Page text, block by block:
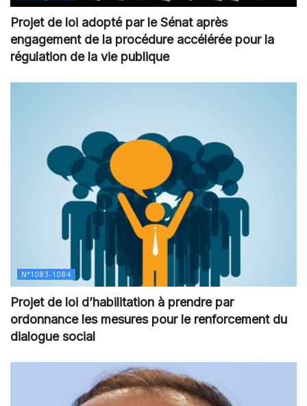
Projet de loi adopté par le Sénat après
engagement de la procédure accélérée pour la
régulation de la vie publique
N°1083-1084
Projet de loi d’habilitation à prendre par
ordonnance les mesures pour le renforcement du
dialogue social